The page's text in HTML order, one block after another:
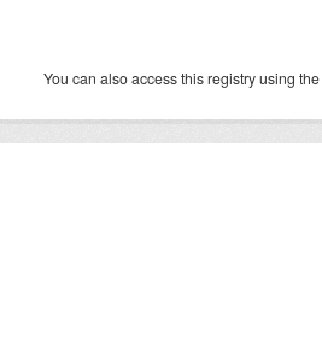
You can also access this registry using the